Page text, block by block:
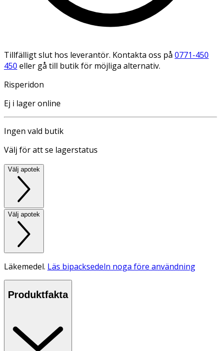
Tillfälligt slut hos leverantör. Kontakta oss på 0771-450
450 eller gå till butik för möjliga alternativ.
Risperidon
Ej i lager online
Ingen vald butik
Välj för att se lagerstatus
Välj apotek
Välj apotek
Läkemedel. Läs bipacksedeln noga före användning
Produktfakta